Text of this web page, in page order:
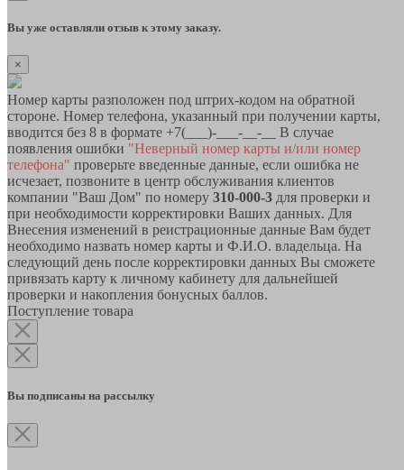
Вы уже оставляли отзыв к этому заказу.
×
Номер карты разположен под штрих-кодом на обратной
стороне. Номер телефона, указанный при получении карты,
вводится без 8 в формате +7(___)-___-__-__ В случае
появления ошибки "Неверный номер карты и/или номер
телефона" проверьте введенные данные, если ошибка не
исчезает, позвоните в центр обслуживания клиентов
компании "Ваш Дом" по номеру 310-000-3 для проверки и
при необходимости корректировки Ваших данных. Для
Внесения изменений в реистрационные данные Вам будет
необходимо назвать номер карты и Ф.И.О. владельца. На
следующий день после корректировки данных Вы сможете
привязать карту к личному кабинету для дальнейшей
проверки и накопления бонусных баллов.
Поступление товара
Вы подписаны на рассылку